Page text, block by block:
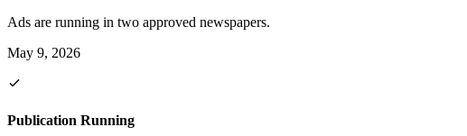
Ads are running in two approved newspapers.
May 9, 2026
Publication Running